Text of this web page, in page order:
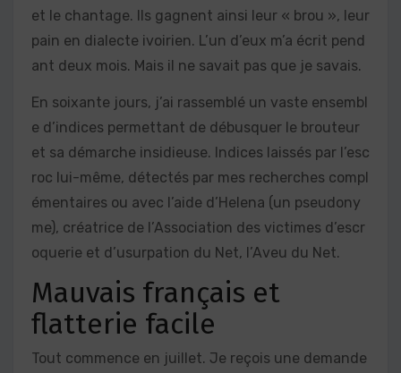
et le chantage. Ils gagnent ainsi leur « brou », leur
pain en dialecte ivoirien. L’un d’eux m’a écrit pend
ant deux mois. Mais il ne savait pas que je savais.
En soixante jours, j’ai rassemblé un vaste ensembl
e d’indices permettant de débusquer le brouteur
et sa démarche insidieuse. Indices laissés par l’esc
roc lui-même, détectés par mes recherches compl
émentaires ou avec l’aide d’Helena (un pseudony
me), créatrice de l’Association des victimes d’escr
oquerie et d’usurpation du Net, l’Aveu du Net.
Mauvais français et
flatterie facile
Tout commence en juillet. Je reçois une demande